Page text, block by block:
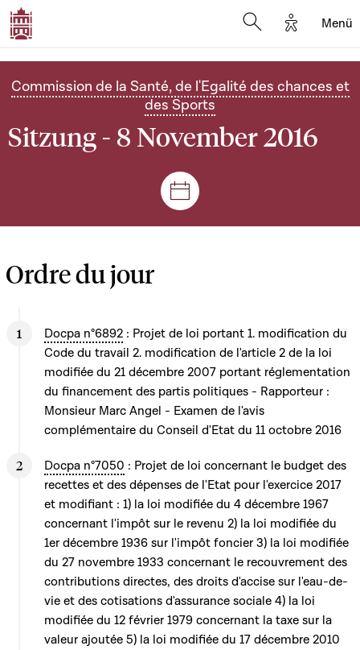
Options
Menü
Commission de la Santé, de l'Egalité des chances et
des Sports
Sitzung - 8 November 2016
Plenar- und
Ordre du jour
Docpa n°6892 : Projet de loi portant 1. modification du
Code du travail 2. modification de l'article 2 de la loi
modifiée du 21 décembre 2007 portant réglementation
du financement des partis politiques - Rapporteur :
Monsieur Marc Angel - Examen de l'avis
complémentaire du Conseil d'Etat du 11 octobre 2016
Docpa n°7050 : Projet de loi concernant le budget des
recettes et des dépenses de l'Etat pour l'exercice 2017
et modifiant : 1) la loi modifiée du 4 décembre 1967
concernant l'impôt sur le revenu 2) la loi modifiée du
1er décembre 1936 sur l'impôt foncier 3) la loi modifiée
du 27 novembre 1933 concernant le recouvrement des
contributions directes, des droits d'accise sur l'eau-de-
vie et des cotisations d'assurance sociale 4) la loi
modifiée du 12 février 1979 concernant la taxe sur la
valeur ajoutée 5) la loi modifiée du 17 décembre 2010